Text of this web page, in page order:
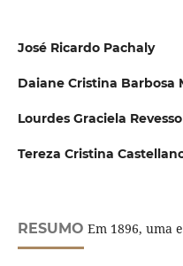
José Ricardo Pachaly
Daiane Cristina Barbosa
Lourdes Graciela
Tereza Cristina
RESUMO Em 1896, uma